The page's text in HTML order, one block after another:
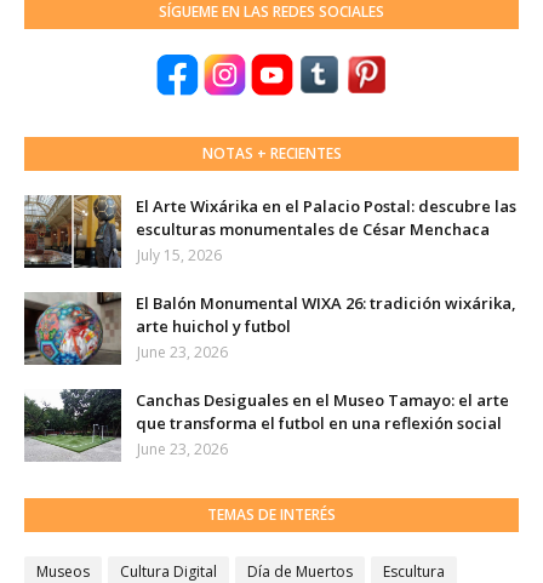
SÍGUEME EN LAS REDES SOCIALES
NOTAS + RECIENTES
El Arte Wixárika en el Palacio Postal: descubre las
esculturas monumentales de César Menchaca
July 15, 2026
El Balón Monumental WIXA 26: tradición wixárika,
arte huichol y futbol
June 23, 2026
Canchas Desiguales en el Museo Tamayo: el arte
que transforma el futbol en una reflexión social
June 23, 2026
TEMAS DE INTERÉS
Museos Cultura Digital Día de Muertos
Escultura